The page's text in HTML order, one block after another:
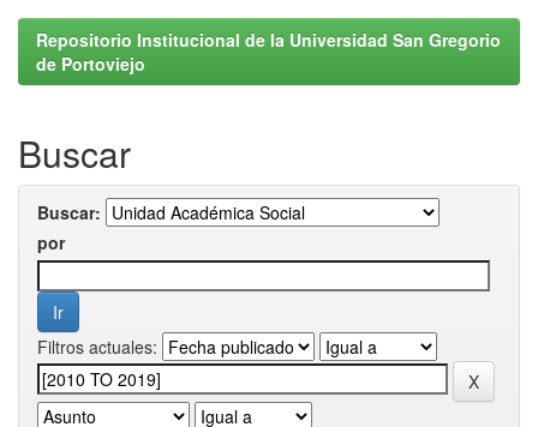
Repositorio Institucional de la Universidad San Gregorio
de Portoviejo
Buscar
Buscar:
por
Filtros actuales: